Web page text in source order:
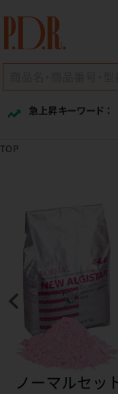
急上昇キーワード ：
TOP